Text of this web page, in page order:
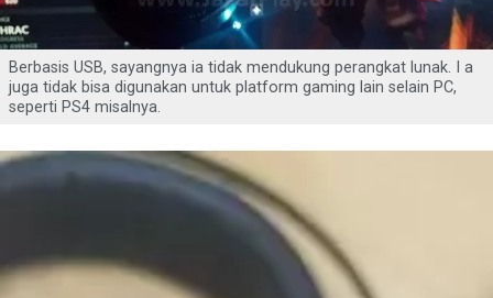
Berbasis USB, sayangnya ia tidak mendukung perangkat lunak. I a
juga tidak bisa digunakan untuk platform gaming lain selain PC,
seperti PS4 misalnya.